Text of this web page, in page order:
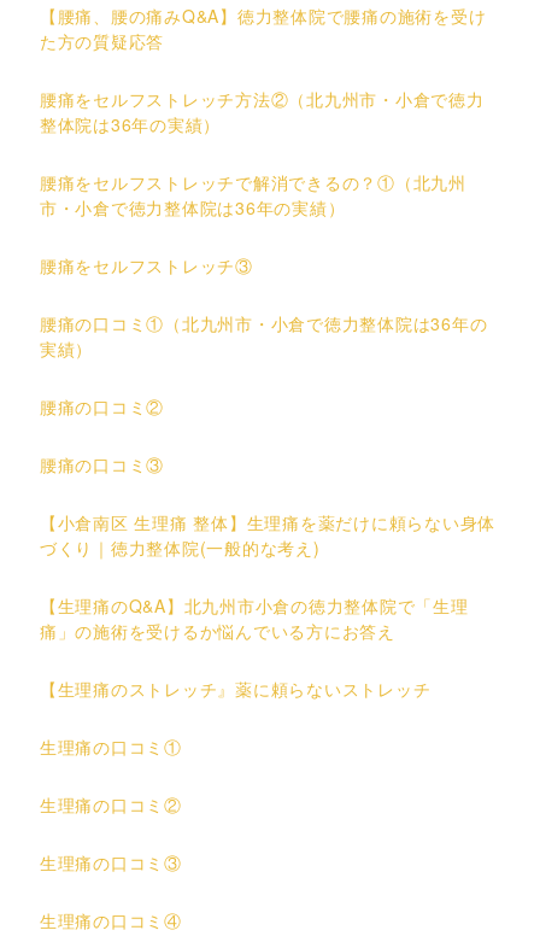
【腰痛、腰の痛みQ&A】徳力整体院で腰痛の施術を受け
た方の質疑応答
腰痛をセルフストレッチ方法②（北九州市・小倉で徳力
整体院は36年の実績）
腰痛をセルフストレッチで解消できるの？①（北九州
市・小倉で徳力整体院は36年の実績）
腰痛をセルフストレッチ③
腰痛の口コミ①（北九州市・小倉で徳力整体院は36年の
実績）
腰痛の口コミ②
腰痛の口コミ③
【小倉南区 生理痛 整体】生理痛を薬だけに頼らない身体
づくり｜徳力整体院(一般的な考え)
【生理痛のQ&A】北九州市小倉の徳力整体院で「生理
痛」の施術を受けるか悩んでいる方にお答え
【生理痛のストレッチ』薬に頼らないストレッチ
生理痛の口コミ①
生理痛の口コミ②
生理痛の口コミ③
生理痛の口コミ④